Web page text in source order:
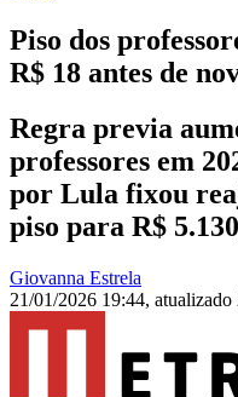
Piso dos
R$ 18 antes de
Regra previa
professores em
por Lula fixou
piso para R$
Giovanna Estrela
21/01/2026 19:44, atualizado